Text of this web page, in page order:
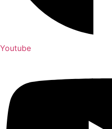
Youtube